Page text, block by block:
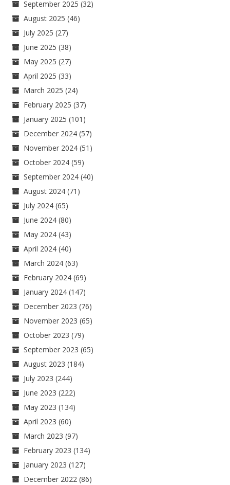
September 2025 (32)
August 2025 (46)
July 2025 (27)
June 2025 (38)
May 2025 (27)
April 2025 (33)
March 2025 (24)
February 2025 (37)
January 2025 (101)
December 2024 (57)
November 2024 (51)
October 2024 (59)
September 2024 (40)
August 2024 (71)
July 2024 (65)
June 2024 (80)
May 2024 (43)
April 2024 (40)
March 2024 (63)
February 2024 (69)
January 2024 (147)
December 2023 (76)
November 2023 (65)
October 2023 (79)
September 2023 (65)
August 2023 (184)
July 2023 (244)
June 2023 (222)
May 2023 (134)
April 2023 (60)
March 2023 (97)
February 2023 (134)
January 2023 (127)
December 2022 (86)